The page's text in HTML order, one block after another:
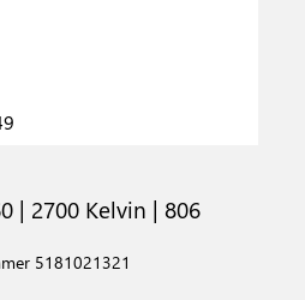
| 2700 Kelvin | 806
5181021321